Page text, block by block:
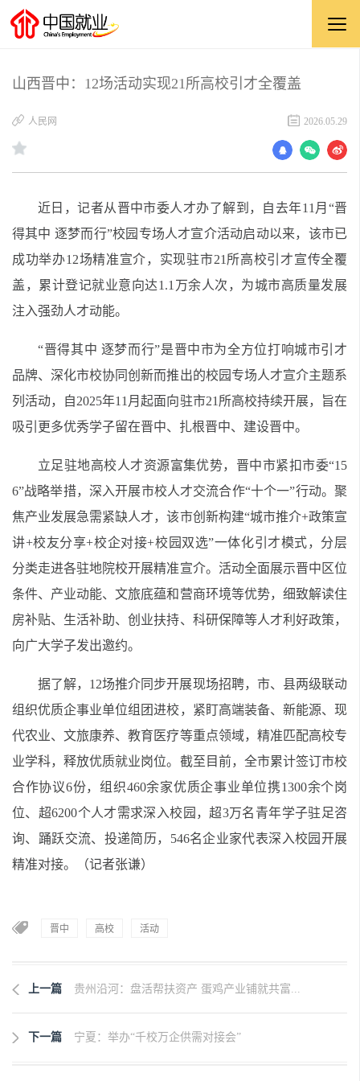
山西晋中：12场活动实现21所高校引才全覆盖
​人民网 2026.05.29
近日，记者从晋中市委人才办了解到，自去年11月“晋
得其中 逐梦而行”校园专场人才宣介活动启动以来，该市已
成功举办12场精准宣介，实现驻市21所高校引才宣传全覆
盖，累计登记就业意向达1.1万余人次，为城市高质量发展
注入强劲人才动能。
“晋得其中 逐梦而行”是晋中市为全方位打响城市引才
品牌、深化市校协同创新而推出的校园专场人才宣介主题系
列活动，自2025年11月起面向驻市21所高校持续开展，旨在
吸引更多优秀学子留在晋中、扎根晋中、建设晋中。
立足驻地高校人才资源富集优势，晋中市紧扣市委“15
6”战略举措，深入开展市校人才交流合作“十个一”行动。聚
焦产业发展急需紧缺人才，该市创新构建“城市推介+政策宣
讲+校友分享+校企对接+校园双选”一体化引才模式，分层
分类走进各驻地院校开展精准宣介。活动全面展示晋中区位
条件、产业动能、文旅底蕴和营商环境等优势，细致解读住
房补贴、生活补助、创业扶持、科研保障等人才利好政策，
向广大学子发出邀约。
据了解，12场推介同步开展现场招聘，市、县两级联动
组织优质企事业单位组团进校，紧盯高端装备、新能源、现
代农业、文旅康养、教育医疗等重点领域，精准匹配高校专
业学科，释放优质就业岗位。截至目前，全市累计签订市校
合作协议6份，组织460余家优质企事业单位携1300余个岗
位、超6200个人才需求深入校园，超3万名青年学子驻足咨
询、踊跃交流、投递简历，546名企业家代表深入校园开展
精准对接。（记者张谦）
晋中 高校 活动
上一篇 贵州沿河：盘活帮扶资产 蛋鸡产业铺就共富...
下一篇 宁夏：举办“千校万企供需对接会”